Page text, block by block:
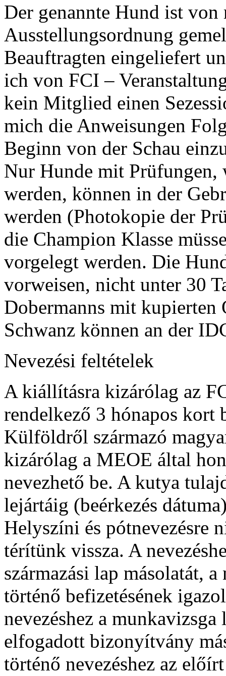
Der genannte Hund ist
Ausstellungsordnung
Beauftragten eingeliefert
ich von FCI –
kein Mitglied einen
mich die Anweisungen
Beginn von der Schau
Nur Hunde mit Prüfungen,
werden, können in der
werden (Photokopie der
die Champion Klasse
vorgelegt werden. Die
vorweisen, nicht unter 30
Dobermanns mit kupierten
Schwanz können an der
Nevezési feltételek
A kiállításra kizárólag az
rendelkező 3 hónapos kort
Külföldről származó
kizárólag a MEOE által
nevezhető be. A kutya
lejártáig (beérkezés
Helyszíni és pótnevezésre
térítünk vissza. A
származási lap másolatát,
történő befizetésének
nevezéshez a
elfogadott bizonyítvány
történő nevezéshez az